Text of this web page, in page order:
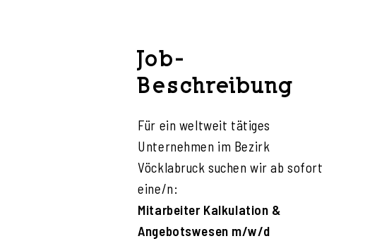
Job-
Beschreibung
Für ein weltweit tätiges
Unternehmen im Bezirk
Vöcklabruck suchen wir ab sofort
eine/n:
Mitarbeiter Kalkulation &
Angebotswesen m/w/d